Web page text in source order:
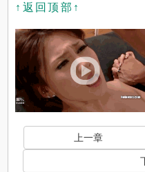
↑返回顶部↑
上一章